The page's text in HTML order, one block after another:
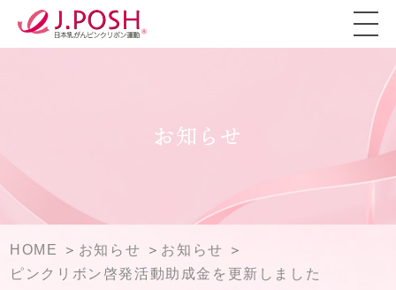
お知らせ
HOME お知らせ
お知らせ
ピンクリボン啓発活動助成金を更新しました